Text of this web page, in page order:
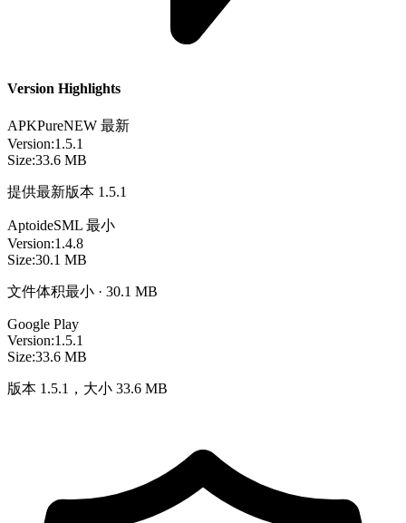
Version Highlights
APKPureNEW 最新
Version:1.5.1
Size:33.6 MB
提供最新版本 1.5.1
AptoideSML 最小
Version:1.4.8
Size:30.1 MB
文件体积最小 · 30.1 MB
Google Play
Version:1.5.1
Size:33.6 MB
版本 1.5.1，大小 33.6 MB